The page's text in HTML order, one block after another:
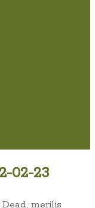
02-23
merilis